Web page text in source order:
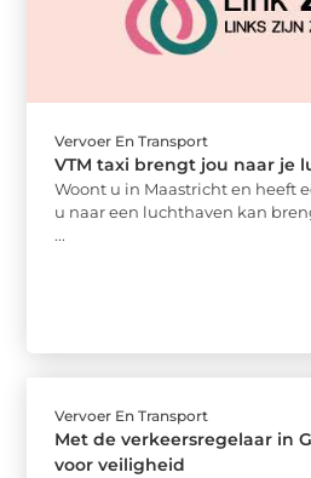
Vervoer En Transport
VTM taxi brengt jou naar je
Woont u in Maastricht en heeft
u naar een luchthaven kan
...
Vervoer En Transport
Met de verkeersregelaar in
voor veiligheid